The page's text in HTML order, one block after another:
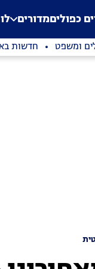
Application error: a
כפוליםמדורים
ומשפט חדשות